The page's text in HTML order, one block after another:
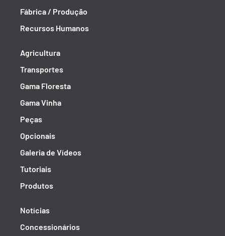
Fábrica / Produção
Recursos Humanos
Agricultura
Transportes
Gama Floresta
Gama Vinha
Peças
Opcionais
Galeria de Vídeos
Tutoriais
Produtos
Notícias
Concessionários